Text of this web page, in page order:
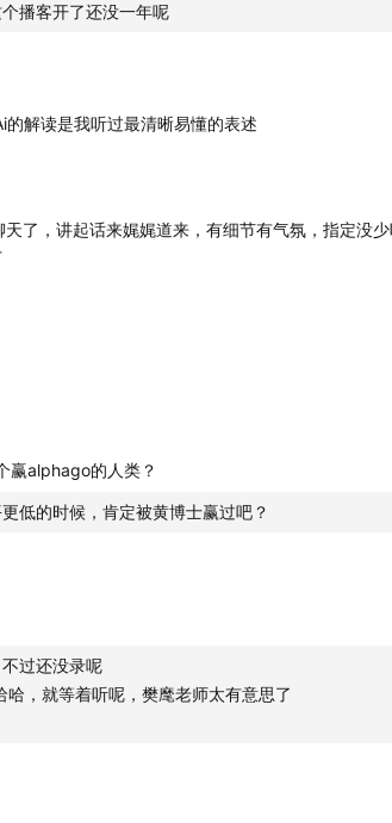
播客开了还没一年呢
的解读是我听过最清晰易懂的表述
了，讲起话来娓娓道来，有细节有气氛，指定没少
赢alphago的人类？
低的时候，肯定被黄博士赢过吧？
过还没录呢
哈，就等着听呢，樊麾老师太有意思了